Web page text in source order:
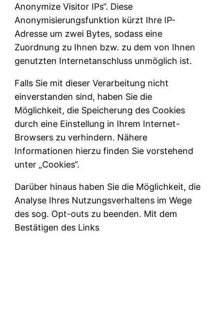
Anonymize Visitor IPs“. Diese
Anonymisierungsfunktion kürzt Ihre IP-
Adresse um zwei Bytes, sodass eine
Zuordnung zu Ihnen bzw. zu dem von Ihnen
genutzten Internetanschluss unmöglich ist.
Falls Sie mit dieser Verarbeitung nicht
einverstanden sind, haben Sie die
Möglichkeit, die Speicherung des Cookies
durch eine Einstellung in Ihrem Internet-
Browsers zu verhindern. Nähere
Informationen hierzu finden Sie vorstehend
unter „Cookies“.
Darüber hinaus haben Sie die Möglichkeit, die
Analyse Ihres Nutzungsverhaltens im Wege
des sog. Opt-outs zu beenden. Mit dem
Bestätigen des Links